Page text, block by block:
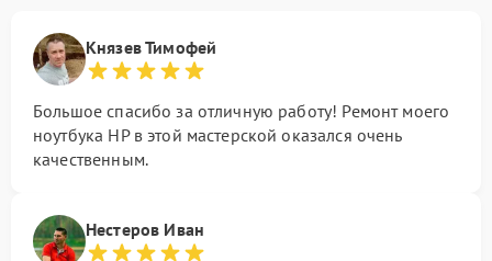
Князев Тимофей
Большое спасибо за отличную работу! Ремонт моего
ноутбука HP в этой мастерской оказался очень
качественным.
Нестеров Иван